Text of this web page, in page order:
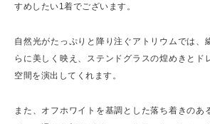
すめしたい1着でございます。
自然光がたっぷりと降り注ぐアトリウムでは、
らに美しく映え、ステンドグラスの煌めきとド
空間を演出してくれます。
また、オフホワイトを基調とした落ち着きのあ